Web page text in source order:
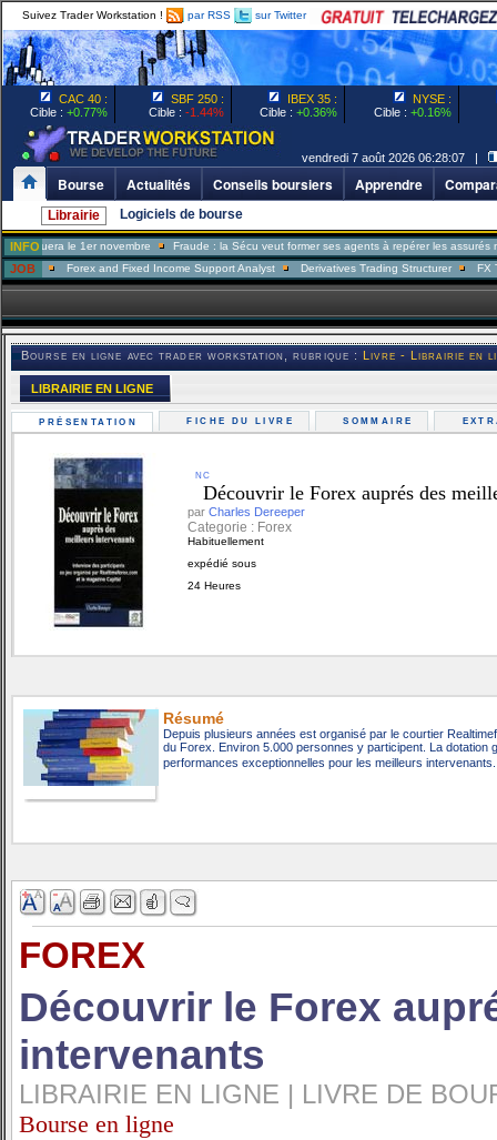
Suivez Trader Workstation ! par RSS sur Twitter
CAC 40 :
Cible : +0.77%
SBF 250 :
Cible : -1.44%
IBEX 35 :
Cible : +0.36%
NYSE :
Cible : +0.16%
vendredi 7 août 2026 06:28:07 |
Bourse Actualités Conseils boursiers Apprendre
Librairie Logiciels de bourse
INFO
1er novembre Fraude : la Sécu veut former ses agents à repérer les assurés menteurs
JOBand Fixed Income Support Analyst Derivatives Trading Structurer FX Trader
Bourse en ligne avec trader workstation, rubrique :Livre - Librairie en
LIBRAIRIE EN LIGNE
PRÉSENTATION FICHE DU LIVRE SOMMAIRE
nc
Découvrir le Forex auprés des
par Charles Dereeper
Categorie : Forex
Habituellement
expédié sous
24 Heures
Résumé
Depuis plusieurs années est organisé par le courtier
du Forex. Environ 5.000 personnes y participent. La
performances exceptionnelles pour les meilleurs
FOREX
Découvrir le Forex
intervenants
LIBRAIRIE EN LIGNE | LIVRE DE
Bourse en ligne